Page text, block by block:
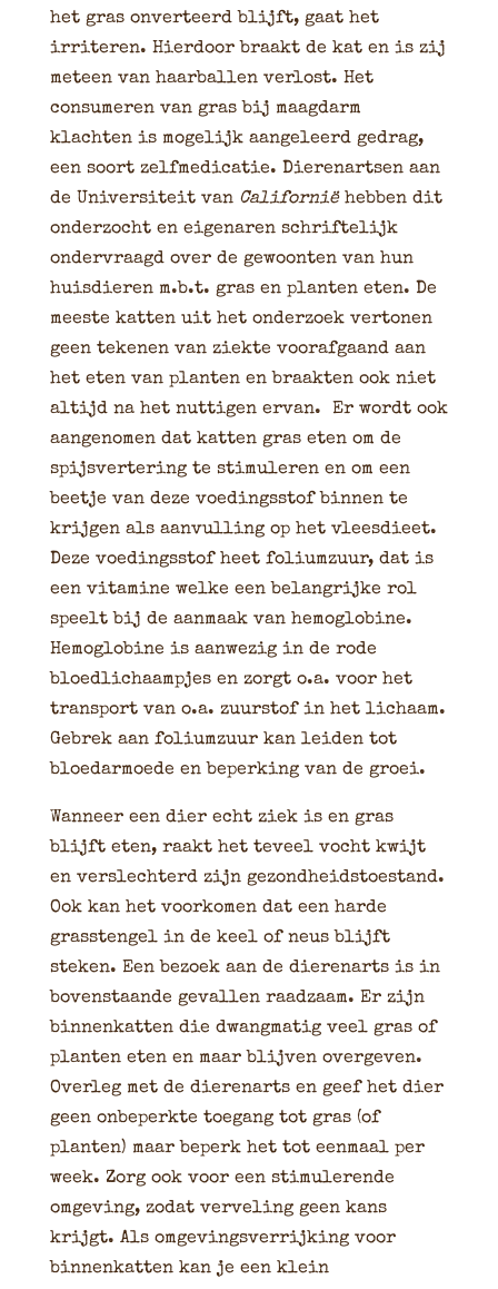
het gras onverteerd blijft, gaat het
irriteren. Hierdoor braakt de kat en is zij
meteen van haarballen verlost. Het
consumeren van gras bij maagdarm
klachten is mogelijk aangeleerd gedrag,
een soort zelfmedicatie. Dierenartsen aan
de Universiteit van Californië hebben dit
onderzocht en eigenaren schriftelijk
ondervraagd over de gewoonten van hun
huisdieren m.b.t. gras en planten eten. De
meeste katten uit het onderzoek vertonen
geen tekenen van ziekte voorafgaand aan
het eten van planten en braakten ook niet
altijd na het nuttigen ervan. Er wordt ook
aangenomen dat katten gras eten om de
spijsvertering te stimuleren en om een
beetje van deze voedingsstof binnen te
krijgen als aanvulling op het vleesdieet.
Deze voedingsstof heet foliumzuur, dat is
een vitamine welke een belangrijke rol
speelt bij de aanmaak van hemoglobine.
Hemoglobine is aanwezig in de rode
bloedlichaampjes en zorgt o.a. voor het
transport van o.a. zuurstof in het lichaam.
Gebrek aan foliumzuur kan leiden tot
bloedarmoede en beperking van de groei.
Wanneer een dier echt ziek is en gras
blijft eten, raakt het teveel vocht kwijt
en verslechterd zijn gezondheidstoestand.
Ook kan het voorkomen dat een harde
grasstengel in de keel of neus blijft
steken. Een bezoek aan de dierenarts is in
bovenstaande gevallen raadzaam. Er zijn
binnenkatten die dwangmatig veel gras of
planten eten en maar blijven overgeven.
Overleg met de dierenarts en geef het dier
geen onbeperkte toegang tot gras (of
planten) maar beperk het tot eenmaal per
week. Zorg ook voor een stimulerende
omgeving, zodat verveling geen kans
krijgt. Als omgevingsverrijking voor
binnenkatten kan je een klein